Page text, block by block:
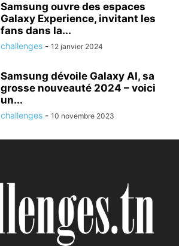
Samsung ouvre des espaces
Galaxy Experience, invitant les
fans dans la...
challenges - 12 janvier 2024
Samsung dévoile Galaxy AI, sa
grosse nouveauté 2024 – voici
un...
challenges - 10 novembre 2023